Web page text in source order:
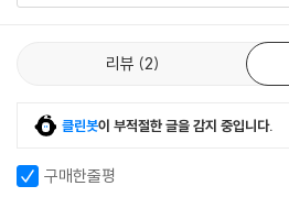
리뷰 2
클린봇이 부적절한 글을 감지 중입니다.
구매한줄평